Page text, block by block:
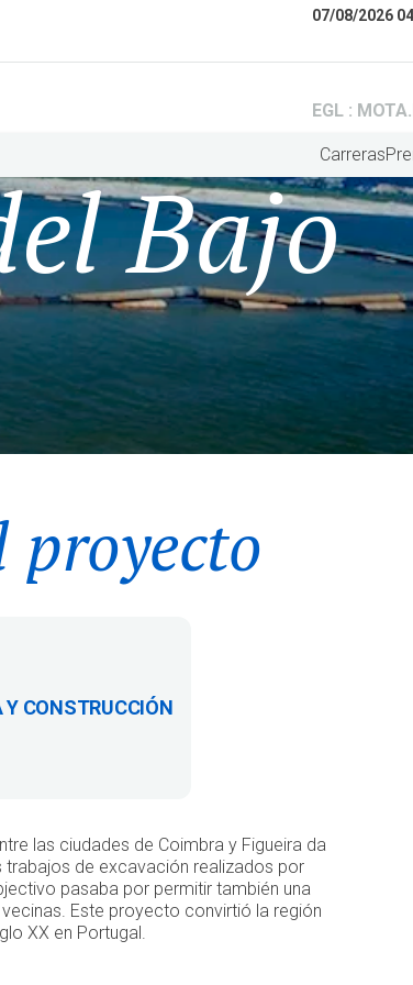
07/08/2026
EGL :
Carreras
Bajo
proyecto
Y CONSTRUCCIÓN
las ciudades de Coimbra y Figueira da
trabajos de excavación realizados por
pasaba por permitir también una
Este proyecto convirtió la región
XX en Portugal.